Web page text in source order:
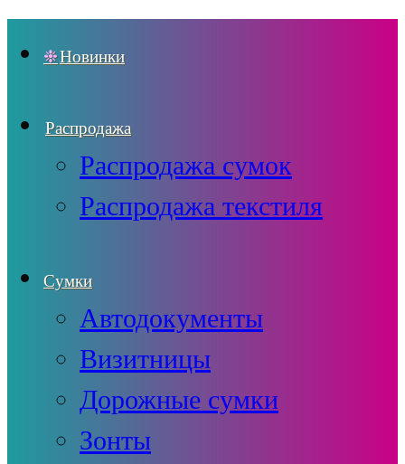
Новинки
Распродажа
Распродажа сумок
Распродажа текстиля
Сумки
Автодокументы
Визитницы
Дорожные сумки
Зонты